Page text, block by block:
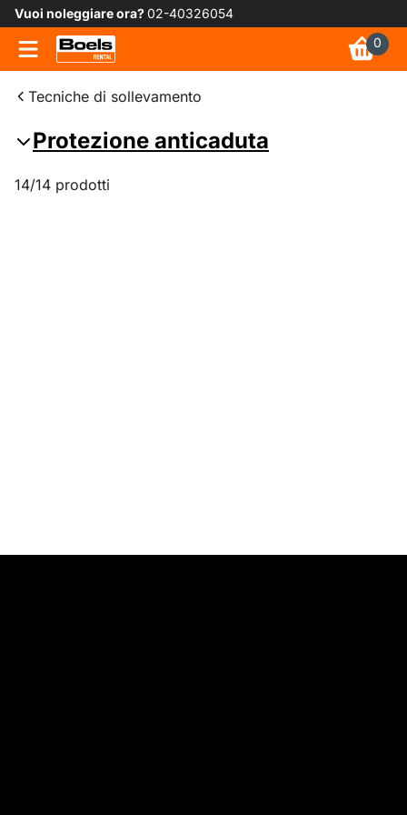
Vuoi noleggiare ora?02-40326054
0
Tecniche di sollevamento
Protezione anticaduta
14/14 prodotti